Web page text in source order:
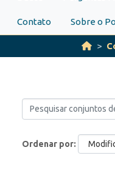
Contato Sobre o
Ordenar por